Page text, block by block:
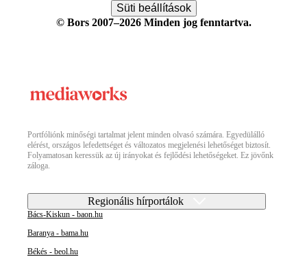
Süti beállítások
© Bors 2007–2026 Minden jog fenntartva.
Portfóliónk minőségi tartalmat jelent minden olvasó számára. Egyedülálló
elérést, országos lefedettséget és változatos megjelenési lehetőséget biztosít.
Folyamatosan keressük az új irányokat és fejlődési lehetőségeket. Ez jövőnk
záloga.
Regionális hírportálok
Bács-Kiskun - baon.hu
Baranya - bama.hu
Békés - beol.hu